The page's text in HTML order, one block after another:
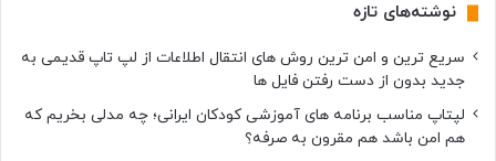
ه
ن
ا
نوشته‌های تازه
سریع ترین و امن ترین روش های انتقال اطلاعات از لپ تاپ قدیمی به
جدید بدون از دست رفتن فایل ها
لپتاپ مناسب برنامه های آموزشی کودکان ایرانی؛ چه مدلی بخریم که
هم امن باشد هم مقرون به صرفه؟